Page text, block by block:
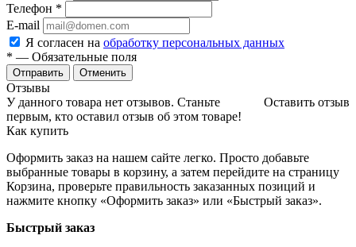
Телефон *
E-mail
Я согласен на обработку персональных данных
* — Обязательные поля
Отменить
Отзывы
Оставить отзыв
У данного товара нет отзывов. Станьте
первым, кто оставил отзыв об этом товаре!
Как купить
Оформить заказ на нашем сайте легко. Просто добавьте
выбранные товары в корзину, а затем перейдите на страницу
Корзина, проверьте правильность заказанных позиций и
нажмите кнопку «Оформить заказ» или «Быстрый заказ».
Быстрый заказ